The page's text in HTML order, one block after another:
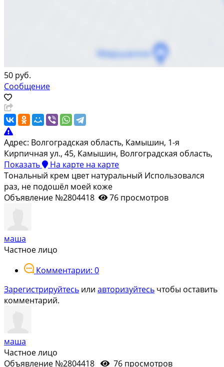
50 руб.
Сообщение
Адрес: Волгоградская область, Камышин, 1-я
Кирпичная ул., 45, Камышин, Волгоградская область,
Показать
На карте на карте
Тональный крем цвет натуральный Использовался
раз, не подошёл моей коже
Объявление №2804418
76 просмотров
маша
Частное лицо
Комментарии: 0
Зарегистрируйтесь или авторизуйтесь чтобы оставить
комментарий.
маша
Частное лицо
Объявление №2804418
76 просмотров